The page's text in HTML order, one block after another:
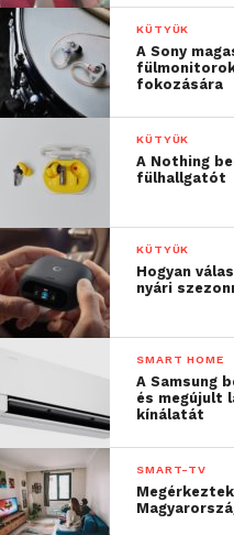
KÜTYÜK
A Sony
fokozására
KÜTYÜK
A Nothing
fülhallgatót
KÜTYÜK
Hogyan
nyári
SMART HOME
A Samsung
és megújult
kínálatát
SMART-TV